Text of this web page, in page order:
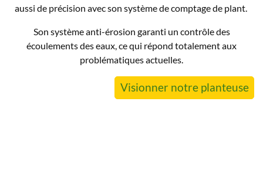
aussi de précision avec son système de comptage de plant.
Son système anti-érosion garanti un contrôle des
écoulements des eaux, ce qui répond totalement aux
problématiques actuelles.
Visionner notre planteuse